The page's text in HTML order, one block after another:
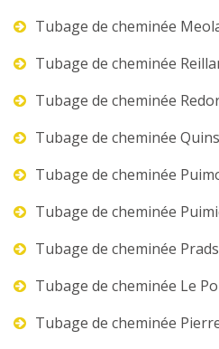
Tubage de cheminée
Tubage de cheminée
Tubage de cheminée
Tubage de cheminée
Tubage de cheminée
Tubage de cheminée
Tubage de cheminée
Tubage de cheminée Le
Tubage de cheminée